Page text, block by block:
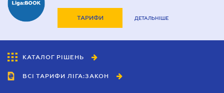
ТАРИФИ ДЕТАЛЬНІШЕ
КАТАЛОГ РІШЕНЬ
ВСІ ТАРИФИ ЛІГА:ЗАКОН